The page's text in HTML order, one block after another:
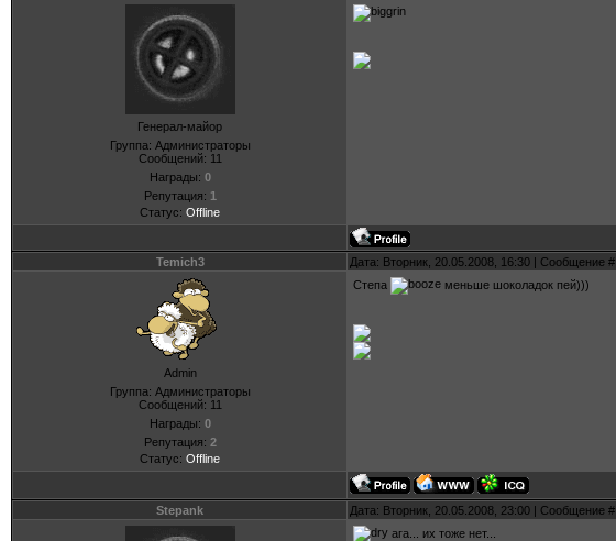
Генерал-майор
Группа: Администраторы
Сообщений: 11
Награды: 0
Репутация: 1
Статус: Offline
Temich3 Дата: Вторник, 20.05.2008, 16:30 | Сообщение #
Admin
Группа: Администраторы
Сообщений: 11
Награды: 0
Репутация: 2
Статус: Offline
Степа меньше шоколадок пей)))
Stepank Дата: Вторник, 20.05.2008, 23:00 | Сообщение #
ага... их тоже нет...